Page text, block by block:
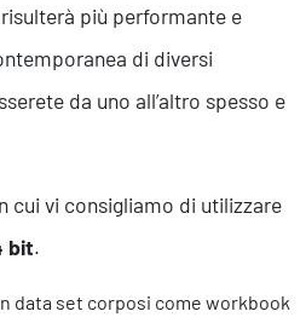
più performante e
di diversi
da uno all’altro spesso e
cui vi consigliamo di utilizzare
bit.
data set corposi come workbook